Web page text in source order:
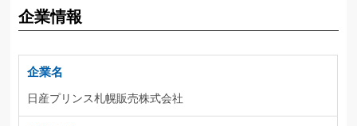
企業情報
企業名
日産プリンス札幌販売株式会社